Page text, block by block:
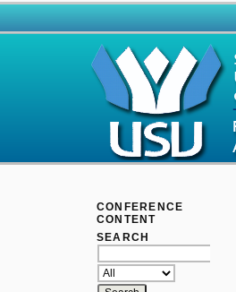
CONFERENCE
CONTENT
SEARCH